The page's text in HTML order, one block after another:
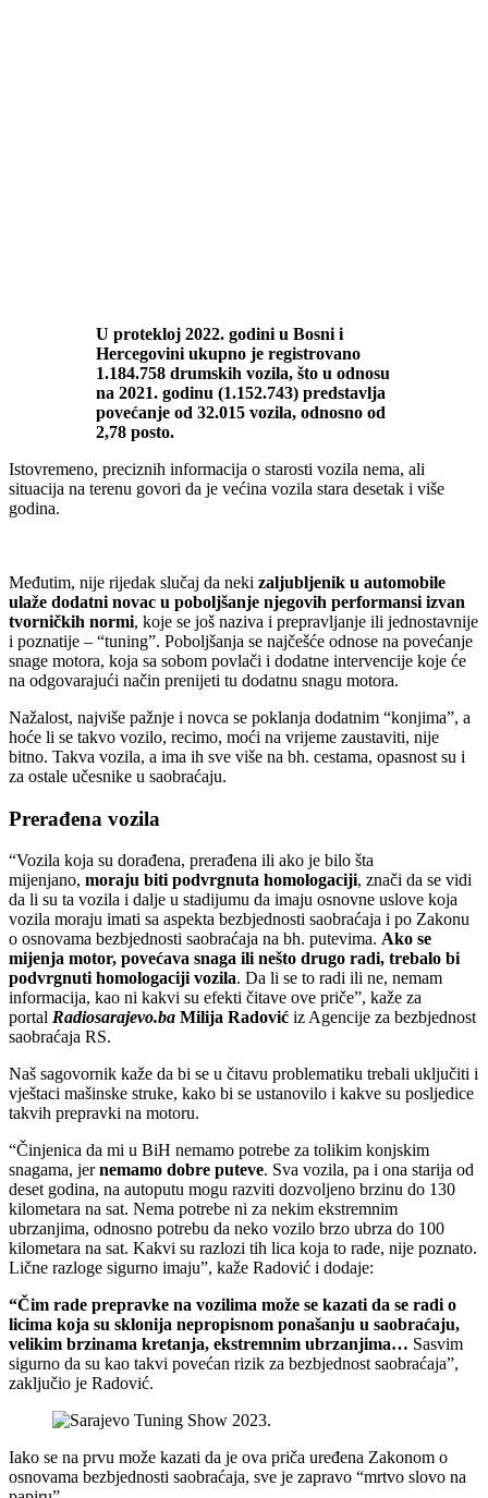
U protekloj 2022. godini u Bosni i
Hercegovini ukupno je registrovano
1.184.758 drumskih vozila, što u odnosu
na 2021. godinu (1.152.743) predstavlja
povećanje od 32.015 vozila, odnosno od
2,78 posto.
Istovremeno, preciznih informacija o starosti vozila nema, ali
situacija na terenu govori da je većina vozila stara desetak i više
godina.
Međutim, nije rijedak slučaj da neki zaljubljenik u automobile
ulaže dodatni novac u poboljšanje njegovih performansi izvan
tvorničkih normi, koje se još naziva i prepravljanje ili jednostavnije
i poznatije – “tuning”. Poboljšanja se najčešće odnose na povećanje
snage motora, koja sa sobom povlači i dodatne intervencije koje će
na odgovarajući način prenijeti tu dodatnu snagu motora.
Nažalost, najviše pažnje i novca se poklanja dodatnim “konjima”, a
hoće li se takvo vozilo, recimo, moći na vrijeme zaustaviti, nije
bitno. Takva vozila, a ima ih sve više na bh. cestama, opasnost su i
za ostale učesnike u saobraćaju.
Prerađena vozila
“Vozila koja su dorađena, prerađena ili ako je bilo šta
mijenjano, moraju biti podvrgnuta homologaciji, znači da se vidi
da li su ta vozila i dalje u stadijumu da imaju osnovne uslove koja
vozila moraju imati sa aspekta bezbjednosti saobraćaja i po Zakonu
o osnovama bezbjednosti saobraćaja na bh. putevima. Ako se
mijenja motor, povećava snaga ili nešto drugo radi, trebalo bi
podvrgnuti homologaciji vozila. Da li se to radi ili ne, nemam
informacija, kao ni kakvi su efekti čitave ove priče”, kaže za
portal Radiosarajevo.ba Milija Radović iz Agencije za bezbjednost
saobraćaja RS.
Naš sagovornik kaže da bi se u čitavu problematiku trebali uključiti i
vještaci mašinske struke, kako bi se ustanovilo i kakve su posljedice
takvih prepravki na motoru.
“Činjenica da mi u BiH nemamo potrebe za tolikim konjskim
snagama, jernemamo dobre puteve. Sva vozila, pa i ona starija od
deset godina, na autoputu mogu razviti dozvoljeno brzinu do 130
kilometara na sat. Nema potrebe ni za nekim ekstremnim
ubrzanjima, odnosno potrebu da neko vozilo brzo ubrza do 100
kilometara na sat. Kakvi su razlozi tih lica koja to rade, nije poznato.
Lične razloge sigurno imaju”, kaže Radović i dodaje:
“Čim rade prepravke na vozilima može se kazati da se radi o
licima koja su sklonija nepropisnom ponašanju u saobraćaju,
velikim brzinama kretanja, ekstremnim ubrzanjima… Sasvim
sigurno da su kao takvi povećan rizik za bezbjednost saobraćaja”,
zaključio je Radović.
Iako se na prvu može kazati da je ova priča uređena Zakonom o
osnovama bezbjednosti saobraćaja, sve je zapravo “mrtvo slovo na